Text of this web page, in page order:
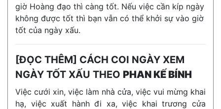
giờ Hoàng đạo thì càng tốt. Nếu việc cần kíp ngày
không được tốt thì bạn vẫn có thể khởi sự vào giờ
tốt của ngày xấu.
[ĐỌC THÊM] CÁCH COI NGÀY XEM
NGÀY TỐT XẤU THEO PHAN KẾ BÍNH
Việc cưới xin, việc làm nhà cửa, việc vui mừng khai
hạ, việc xuất hành đi xa, việc khai trương cửa